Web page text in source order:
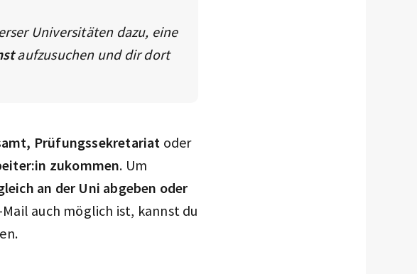
Universitäten dazu, eine
aufzusuchen und dir dort
Prüfungssekretariat oder
zukommen. Um
an der Uni abgeben oder
Mail auch möglich ist, kannst du